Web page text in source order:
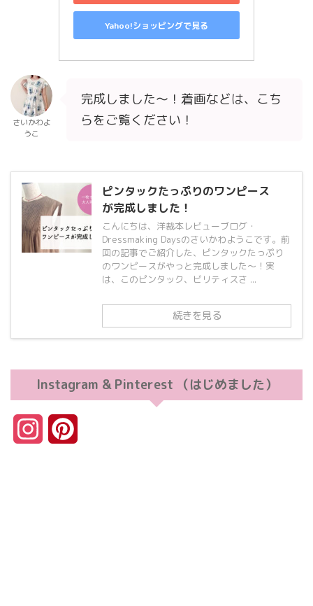
Yahoo!ショッピングで見る
さいかわよ
うこ
完成しました〜！着画などは、こち
らをご覧ください！
ピンタックたっぷりのワンピース
が完成しました！
こんにちは、洋裁本レビューブログ・
Dressmaking Daysのさいかわようこです。前
回の記事でご紹介した、ピンタックたっぷり
のワンピースがやっと完成しました〜！実
は、このピンタック、ビリティスさ ...
続きを見る
Instagram & Pinterest （はじめました）